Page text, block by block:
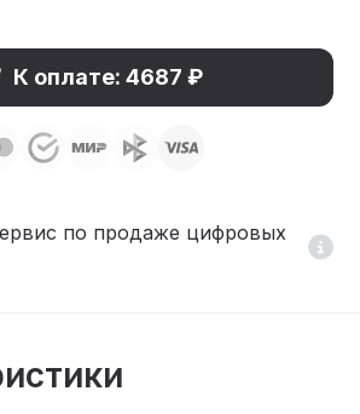
К оплате: 4687 ₽
по продаже цифровых